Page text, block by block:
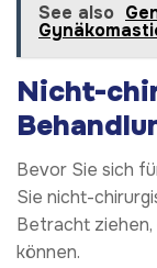
See also
Nicht-
Bevor Sie sich
Sie nicht-
Betracht ziehen,
können.